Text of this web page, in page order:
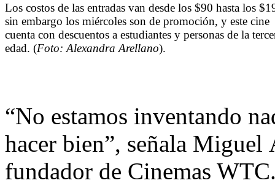
Los costos de las entradas van desde los $90 hasta los
sin embargo los miércoles son de promoción, y este cine
cuenta con descuentos a estudiantes y personas de la
edad. (Foto: Alexandra Arellano).
“No estamos inventando
hacer bien”, señala
fundador de Cinemas